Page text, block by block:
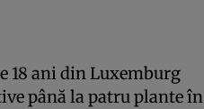
18 ani din Luxemburg
până la patru plante în